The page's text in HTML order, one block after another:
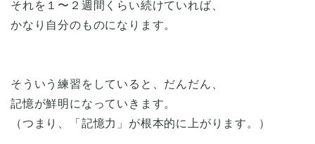
それを１〜２週間くらい続けていれば、
かなり自分のものになります。
そういう練習をしていると、だんだん、
記憶が鮮明になっていきます。
（つまり、「記憶力」が根本的に上がります。）